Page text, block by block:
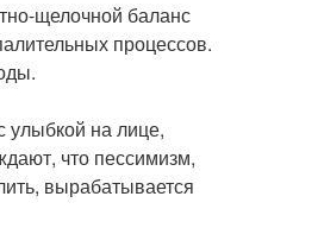
щелочной баланс
процессов.
улыбкой на лице,
что пессимизм,
вырабатывается